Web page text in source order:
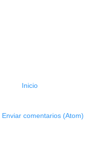
Inicio
Enviar comentarios (Atom)